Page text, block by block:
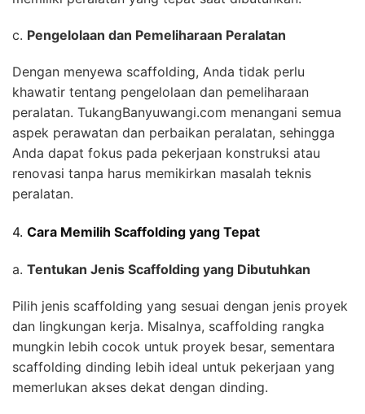
c. Pengelolaan dan Pemeliharaan Peralatan
Dengan menyewa scaffolding, Anda tidak perlu
khawatir tentang pengelolaan dan pemeliharaan
peralatan. TukangBanyuwangi.com menangani semua
aspek perawatan dan perbaikan peralatan, sehingga
Anda dapat fokus pada pekerjaan konstruksi atau
renovasi tanpa harus memikirkan masalah teknis
peralatan.
4. Cara Memilih Scaffolding yang Tepat
a. Tentukan Jenis Scaffolding yang Dibutuhkan
Pilih jenis scaffolding yang sesuai dengan jenis proyek
dan lingkungan kerja. Misalnya, scaffolding rangka
mungkin lebih cocok untuk proyek besar, sementara
scaffolding dinding lebih ideal untuk pekerjaan yang
memerlukan akses dekat dengan dinding.